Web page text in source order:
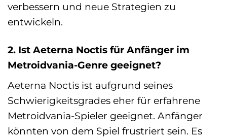
verbessern und neue Strategien zu
entwickeln.
2. Ist Aeterna Noctis für Anfänger im
Metroidvania-Genre geeignet?
Aeterna Noctis ist aufgrund seines
Schwierigkeitsgrades eher für erfahrene
Metroidvania-Spieler geeignet. Anfänger
könnten von dem Spiel frustriert sein. Es